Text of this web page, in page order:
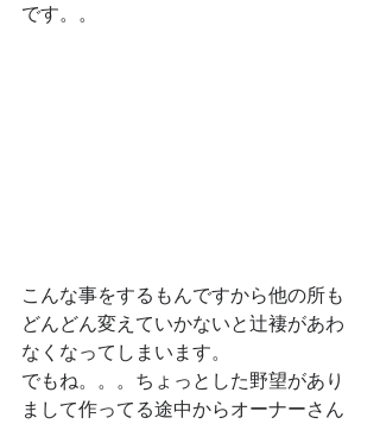
です。。
こんな事をするもんですから他の所も
どんどん変えていかないと辻褄があわ
なくなってしまいます。
でもね。。。ちょっとした野望があり
まして作ってる途中からオーナーさん